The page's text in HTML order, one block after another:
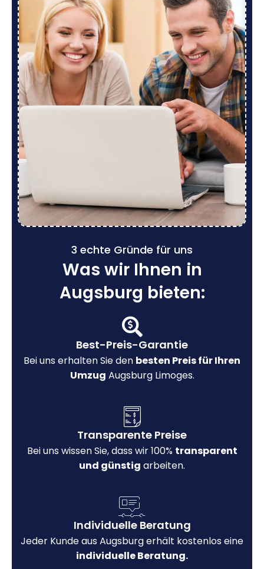
3 echte Gründe für uns
Was wir Ihnen in
Augsburg bieten:
Best-Preis-Garantie
Bei uns erhalten Sie den besten Preis für Ihren
Umzug Augsburg Limoges.
Transparente Preise
Bei uns wissen Sie, dass wir 100% transparent
und günstig arbeiten.
Individuelle Beratung
Jeder Kunde aus Augsburg erhält kostenlos eine
individuelle Beratung.